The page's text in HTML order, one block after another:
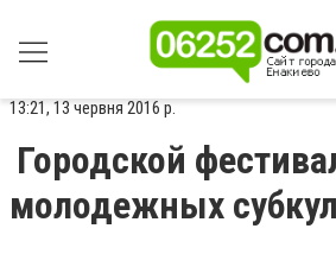
13:21, 13 червня 2016 р.
Городской
молодежных